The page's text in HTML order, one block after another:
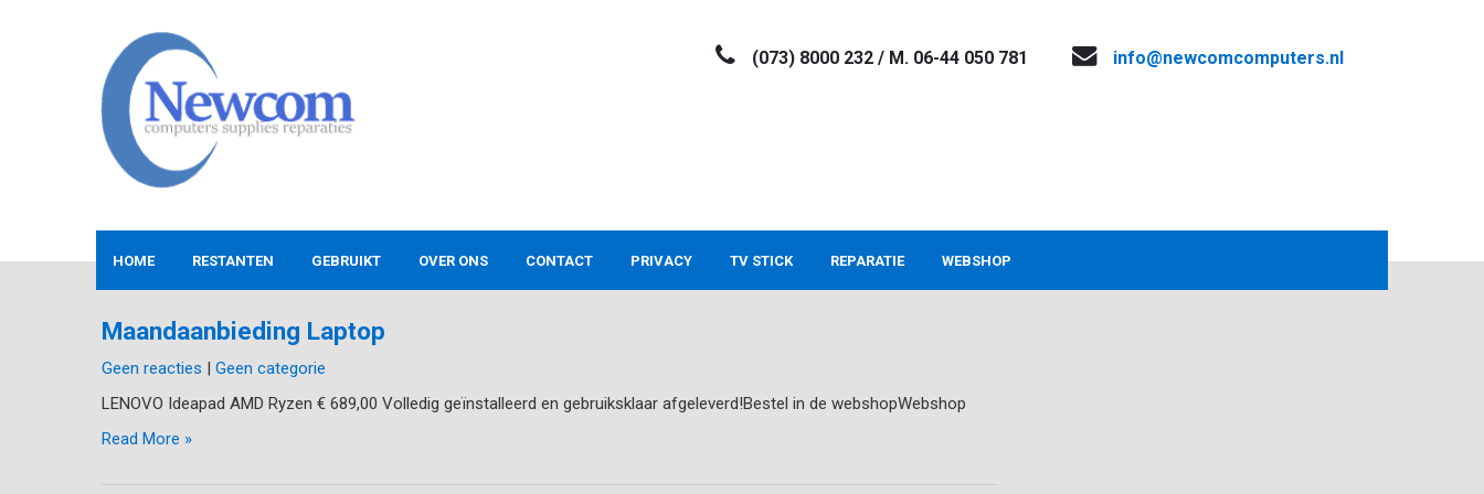
NEWCOM
(073) 8000 232 / M. 06-44 050 781 info@newcomcomputers.nl
HOME RESTANTEN GEBRUIKT OVER ONS CONTACT PRIVACY TV STICK REPARATIE WEBSHOP
Maandaanbieding Laptop
Geen reacties | Geen categorie
LENOVO Ideapad AMD Ryzen € 689,00 Volledig geïnstalleerd en gebruiksklaar afgeleverd!Bestel in de webshopWebshop
Read More »